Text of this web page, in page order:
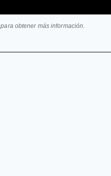
para obtener más información.